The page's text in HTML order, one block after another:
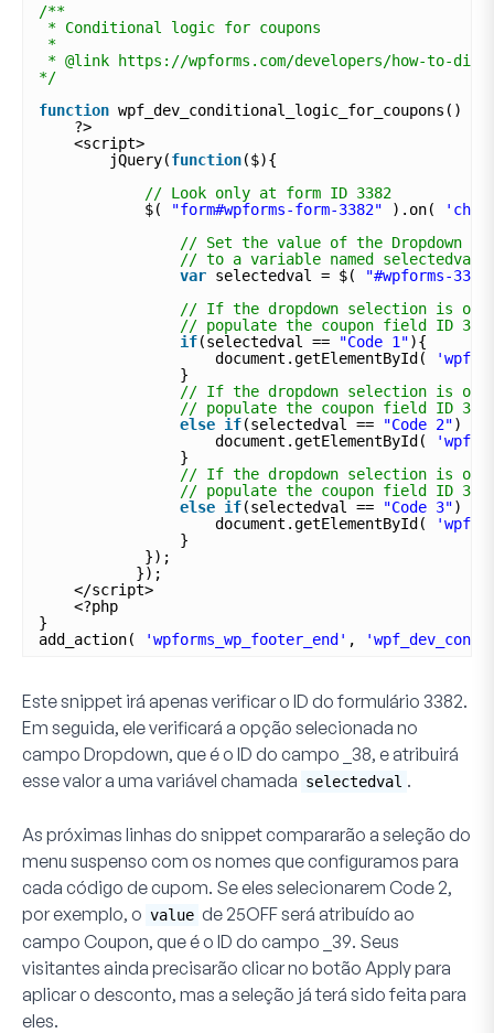
/**
* Conditional logic for coupons
*
* @link https://wpforms.com/developers/how-to-
*/
function wpf_dev_conditional_logic_for_coupons() {
?>
<script>
jQuery(function($){
// Look only at form ID 3382
$(
"form#wpforms-form-3382" ).on(
// Set the value of the Dropdown
// to a variable named selectedval
var selectedval = $(
"#wpforms-
// If the dropdown selection is our
// populate the coupon field ID 39
if(selectedval == "Code 1"){
document.getElementById(
}
// If the dropdown selection is our
// populate the coupon field ID 39
else if(selectedval == "Code 2") {
document.getElementById(
}
// If the dropdown selection is our
// populate the coupon field ID 39
else if(selectedval == "Code 3") {
document.getElementById(
}
});
});
</script>
<?php
}
add_action(
'wpforms_wp_footer_end' ,
Este snippet irá apenas verificar o ID do formulário 3382.
Em seguida, ele verificará a opção selecionada no
campo Dropdown, que é o ID do campo _38, e atribuirá
esse valor a uma variável chamada selectedval .
As próximas linhas do snippet compararão a seleção do
menu suspenso com os nomes que configuramos para
cada código de cupom. Se eles selecionarem Code 2,
por exemplo, o value de 25OFFserá atribuído ao
campo Coupon, que é o ID do campo _39. Seus
visitantes ainda precisarão clicar no botão Applypara
aplicar o desconto, mas a seleção já terá sido feita para
eles.